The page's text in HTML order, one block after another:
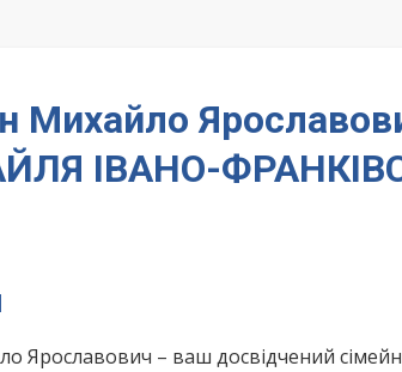
Михайло
ІВАНО-
Ярославович – ваш досвідчений